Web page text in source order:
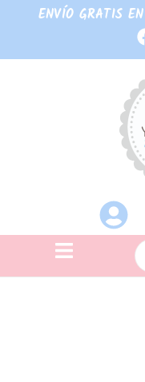
ENVÍO GRATIS